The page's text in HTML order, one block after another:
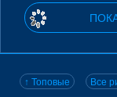
↑ Топовые Все